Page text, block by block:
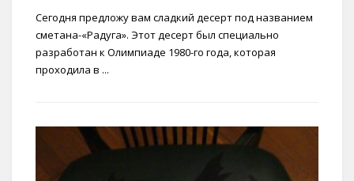
Сегодня предложу вам сладкий десерт под названием
сметана-«Радуга». Этот десерт был специально
разработан к Олимпиаде 1980-го года, которая
проходила в ...